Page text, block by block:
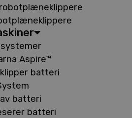
Aspire™
batteri
batteri
batteri